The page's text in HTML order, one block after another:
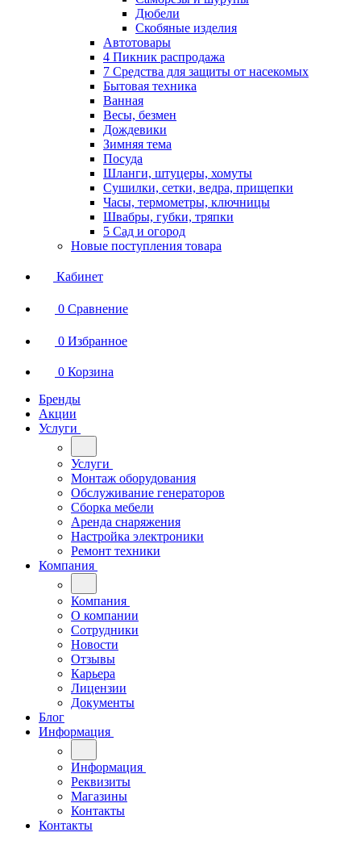
Дюбели
Скобяные изделия
Автотовары
4 Пикник распродажа
7 Средства для защиты от насекомых
Бытовая техника
Ванная
Весы, безмен
Дождевики
Зимняя тема
Посуда
Шланги, штуцеры, хомуты
Сушилки, сетки, ведра, прищепки
Часы, термометры, ключницы
Швабры, губки, тряпки
5 Сад и огород
Новые поступления товара
Кабинет
0 Сравнение
0 Избранное
0 Корзина
Бренды
Акции
Услуги
Услуги
Монтаж оборудования
Обслуживание генераторов
Сборка мебели
Аренда снаряжения
Настройка электроники
Ремонт техники
Компания
Компания
О компании
Сотрудники
Новости
Отзывы
Карьера
Лицензии
Документы
Блог
Информация
Информация
Реквизиты
Магазины
Контакты
Контакты